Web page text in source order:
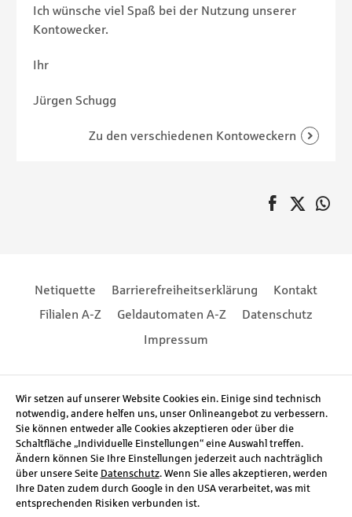
Ich wünsche viel Spaß bei der Nutzung unserer
Kontowecker.
Ihr
Jürgen Schugg
auf
Footernavigation
Netiquette Barrierefreiheitserklärung
Kontakt
Filialen A-Z
Geldautomaten A-Z
Datenschutz
Impressum
Wir setzen auf unserer Website Cookies ein. Einige sind technisch
notwendig, andere helfen uns, unser Onlineangebot zu verbessern.
Sie können entweder alle Cookies akzeptieren oder über die
Schaltfläche „Individuelle Einstellungen“ eine Auswahl treffen.
Ändern können Sie Ihre Einstellungen jederzeit auch nachträglich
über unsere Seite Datenschutz. Wenn Sie alles akzeptieren, werden
Ihre Daten zudem durch Google in den USA verarbeitet, was mit
entsprechenden Risiken verbunden ist.